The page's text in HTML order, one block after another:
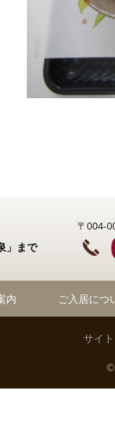
」まで
〒004-
内 ご入居につ
サイ
©